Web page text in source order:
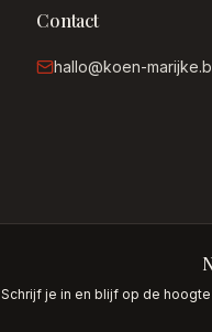
Contact
hallo@koen-
Schrijf je in en blijf op de